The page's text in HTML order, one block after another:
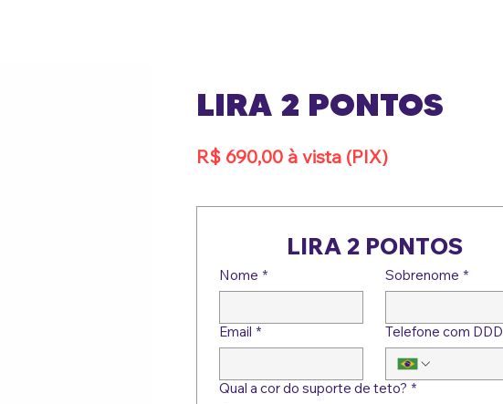
LIRA 2 PONTOS
R$ 690,00 à vista (PIX)
LIRA 2 PONTOS
Nome * Sobrenome *
Email * Telefone com DDD
Qual a cor do suporte de teto? *